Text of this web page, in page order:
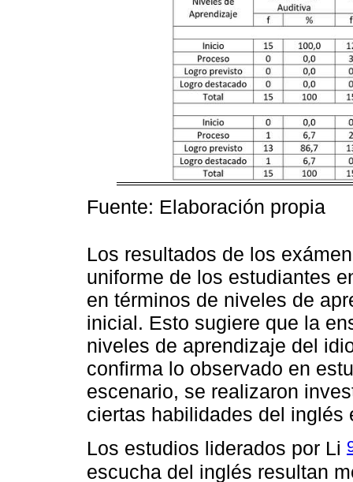
Fuente: Elaboración propia
Los resultados de los
uniforme de los estudiantes
en términos de niveles de
inicial. Esto sugiere que la
niveles de aprendizaje del
confirma lo observado en
escenario, se realizaron
ciertas habilidades del inglés
Los estudios liderados por Li
escucha del inglés resultan